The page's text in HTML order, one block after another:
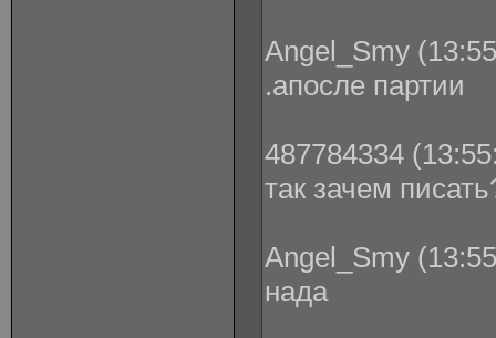
Angel_Smy
.апосле партии
487784334
так зачем
Angel_Smy
нада